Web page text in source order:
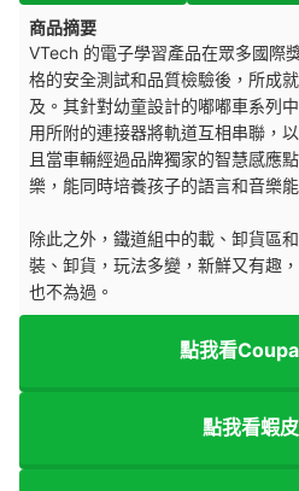
商品摘要
VTech 的電子學習產品在眾多國際
格的安全測試和品質檢驗後，所成
及。其針對幼童設計的嘟嘟車系列
用所附的連接器將軌道互相串聯，
且當車輛經過品牌獨家的智慧感應
樂，能同時培養孩子的語言和音樂能
除此之外，鐵道組中的載、卸貨區
裝、卸貨，玩法多變，新鮮又有趣
也不為過。
點我看
點我看蝦